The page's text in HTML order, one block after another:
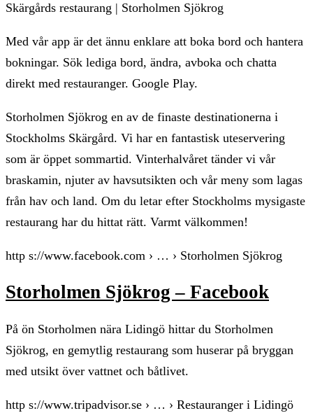
Skärgårds restaurang | Storholmen Sjökrog
Med vår app är det ännu enklare att boka bord och hantera
bokningar. Sök lediga bord, ändra, avboka och chatta
direkt med restauranger. Google Play.
Storholmen Sjökrog en av de finaste destinationerna i
Stockholms Skärgård. Vi har en fantastisk uteservering
som är öppet sommartid. Vinterhalvåret tänder vi vår
braskamin, njuter av havsutsikten och vår meny som lagas
från hav och land. Om du letar efter Stockholms mysigaste
restaurang har du hittat rätt. Varmt välkommen!
http s://www.facebook.com › … › Storholmen Sjökrog
Storholmen Sjökrog – Facebook
På ön Storholmen nära Lidingö hittar du Storholmen
Sjökrog, en gemytlig restaurang som huserar på bryggan
med utsikt över vattnet och båtlivet.
http s://www.tripadvisor.se › … › Restauranger i Lidingö